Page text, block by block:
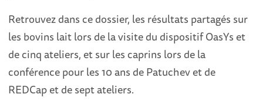
Retrouvez dans ce dossier, les résultats partagés sur
les bovins lait lors de la visite du dispositif OasYs et
de cinq ateliers, et sur les caprins lors de la
conférence pour les 10 ans de Patuchev et de
REDCap et de sept ateliers.